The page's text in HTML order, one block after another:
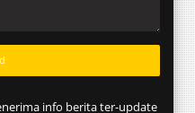
info berita ter-update